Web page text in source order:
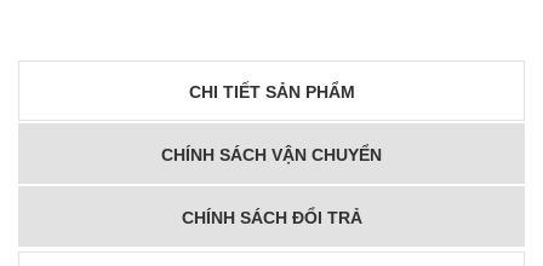
CHI TIẾT SẢN PHẨM
CHÍNH SÁCH VẬN CHUYỂN
CHÍNH SÁCH ĐỔI TRẢ